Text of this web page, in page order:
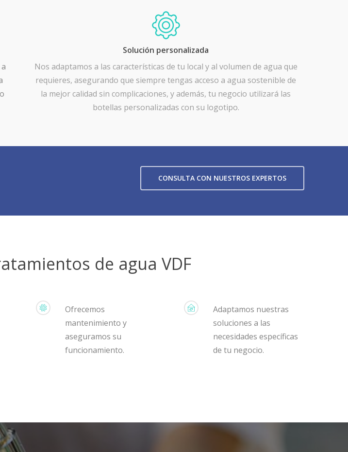
Solución personalizada
Nos adaptamos a las características de tu local y al volumen de agua que
requieres, asegurando que siempre tengas acceso a agua sostenible de
la mejor calidad sin complicaciones, y además, tu negocio utilizará las
botellas personalizadas con su logotipo.
CONSULTA CON NUESTROS EXPERTOS
de agua VDF
Ofrecemos
mantenimiento y
aseguramos su
funcionamiento.
Adaptamos nuestras
soluciones a las
necesidades específicas
de tu negocio.